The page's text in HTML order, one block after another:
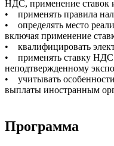
НДС, применение ставок
• применять правила
• определять место
включая применение
• квалифицировать
• применять ставку НДС
неподтвержденному
• учитывать
выплаты иностранным
Программа